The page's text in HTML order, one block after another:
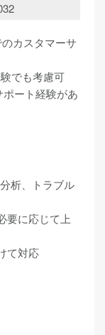
カスタマーサ
でも考慮可
ート経験があ
析、トラブル
要に応じて上
て対応